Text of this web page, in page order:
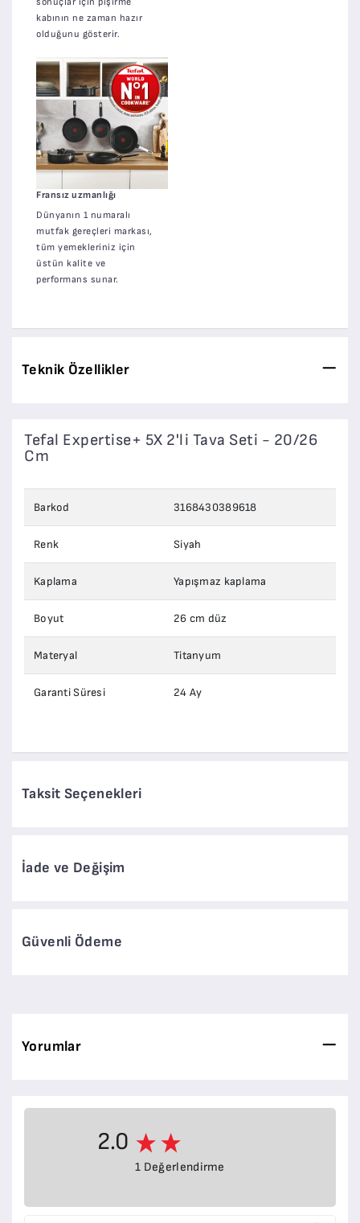
kabının ne zaman hazır
olduğunu gösterir.
Fransız uzmanlığı
Dünyanın 1 numaralı
mutfak gereçleri markası,
tüm yemekleriniz için
üstün kalite ve
performans sunar.
Teknik Özellikler
Tefal Expertise+ 5X 2'li Tava Seti - 20/26
Cm
Barkod 3168430389618
Renk Siyah
Kaplama Yapışmaz kaplama
Boyut 26 cm düz
Materyal Titanyum
Garanti Süresi 24 Ay
Taksit Seçenekleri
İade ve Değişim
Güvenli Ödeme
Yorumlar
2.0
1 Değerlendirme